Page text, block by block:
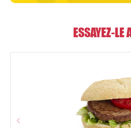
ESSAYEZ-LE